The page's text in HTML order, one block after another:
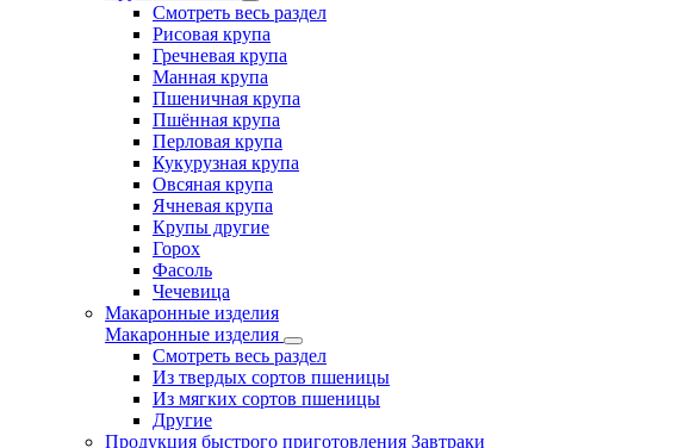
Смотреть весь раздел
Рисовая крупа
Гречневая крупа
Манная крупа
Пшеничная крупа
Пшённая крупа
Перловая крупа
Кукурузная крупа
Овсяная крупа
Ячневая крупа
Крупы другие
Горох
Фасоль
Чечевица
Макаронные изделия
Макаронные изделия
Смотреть весь раздел
Из твердых сортов пшеницы
Из мягких сортов пшеницы
Другие
Продукция быстрого приготовления Завтраки